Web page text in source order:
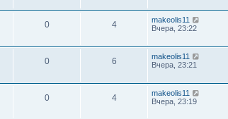
0 4
makeolis11
Вчера, 23:22
0 6
makeolis11
Вчера, 23:21
0 4
makeolis11
Вчера, 23:19